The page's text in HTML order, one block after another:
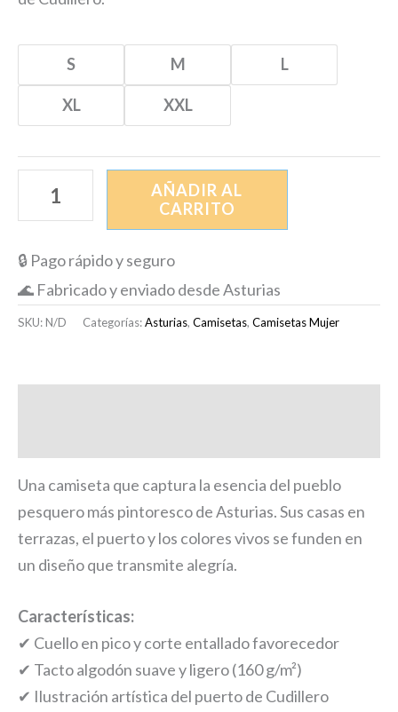
S M L
XL XXL
AÑADIR AL
CARRITO
🔒 Pago rápido y seguro
🌊 Fabricado y enviado desde Asturias
SKU:N/D Categorías:Asturias, Camisetas, Camisetas Mujer
Una camiseta que captura la esencia del pueblo
pesquero más pintoresco de Asturias. Sus casas en
terrazas, el puerto y los colores vivos se funden en
un diseño que transmite alegría.
Características:
✔ Cuello en pico y corte entallado favorecedor
✔ Tacto algodón suave y ligero (160 g/m²)
✔ Ilustración artística del puerto de Cudillero